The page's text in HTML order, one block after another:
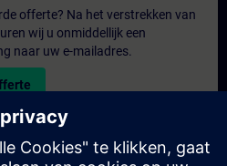
offerte? Na het verstrekken van
wij u onmiddellijk een
naar uw e-mailadres.
training